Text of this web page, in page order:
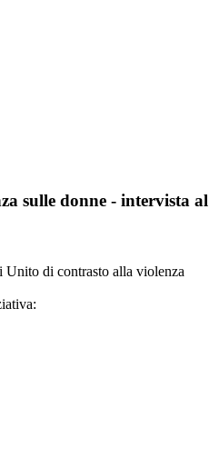
sulle donne - intervista al
Unito di contrasto alla violenza